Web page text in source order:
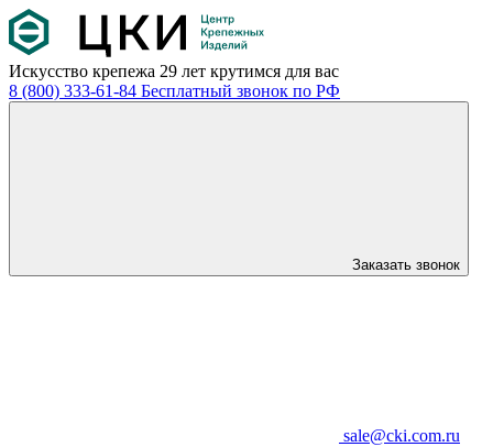
Искусство крепежа 29 лет крутимся для вас
8 (800) 333-61-84 Бесплатный звонок по РФ
Заказать звонок
sale@cki.com.ru